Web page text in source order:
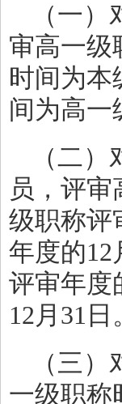
（一
审高一级
时间为本
间为高一
（二
员，评
级职称评
年度的12
评审年度
12月31日
（三
一级职称